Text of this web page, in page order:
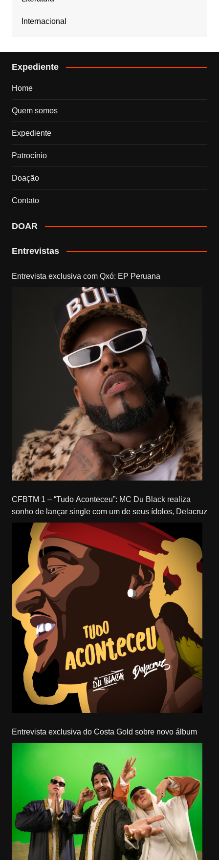
Internacional
Expediente
Home
Quem somos
Expediente
Patrocínio
Doação
Contato
DOAR
Entrevistas
Entrevista exclusiva com Qxó: EP Peruana
CFBTM 1 – “Tudo Aconteceu”: MC Du Black realiza
sonho de lançar single com um de seus ídolos, Delacruz
Entrevista exclusiva do Costa Gold sobre novo álbum